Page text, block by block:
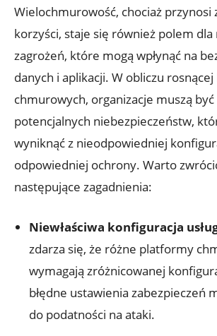
Wielochmurowość, chociaż przynosi
korzyści, staje się również polem
zagrożeń, które mogą wpłynąć na
danych i aplikacji. W obliczu rosnącej
chmurowych, organizacje muszą
potencjalnych niebezpieczeństw,
wyniknąć z nieodpowiedniej
odpowiedniej ochrony. Warto
następujące zagadnienia:
Niewłaściwa konfiguracja
zdarza się, że różne ⁢platformy
wymagają zróżnicowanej
błędne ustawienia zabezpieczeń
do‍ podatności na ataki.